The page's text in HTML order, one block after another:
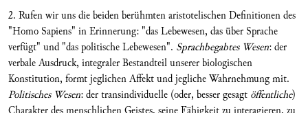
2. Rufen wir uns die beiden berühmten aristoteli­schen Definitionen des
"Homo Sapiens" in Erinne­rung: "das Lebewesen, das über Sprache
verfügt" und "das politische Lebewesen". Sprachbegabtes Wesen: der
verbale Ausdruck, integraler Bestandteil unserer biologischen
Konstitution, formt jeglichen Affekt und jegliche Wahrnehmung mit.
Politisches Wesen: der transindividuelle (oder, besser gesagt öffentliche)